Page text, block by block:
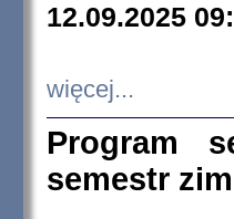
12.09.2025
więcej...
Program
semestr